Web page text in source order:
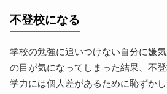
不登校になる
学校の勉強に追いつけない自分に嫌
の目が気になってしまった結果、不登
学力には個人差があるために恥ずか